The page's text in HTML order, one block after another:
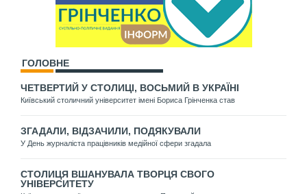
ГОЛОВНЕ
ЧЕТВЕРТИЙ У СТОЛИЦІ, ВОСЬМИЙ В УКРАЇНІ
Київський столичний університет імені Бориса Грінченка став
ЗГАДАЛИ, ВІДЗАЧИЛИ, ПОДЯКУВАЛИ
У День журналіста працівників медійної сфери згадала
СТОЛИЦЯ ВШАНУВАЛА ТВОРЦЯ СВОГО
УНІВЕРСИТЕТУ